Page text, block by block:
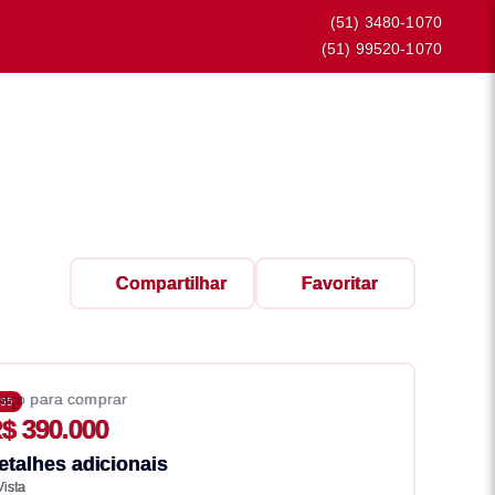
(51) 3480-1070
(51) 99520-1070
Compartilhar Favoritar
para comprar
390.000
adicionais